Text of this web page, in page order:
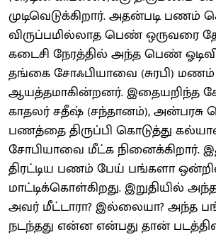
முடிவெடுக்கிறார். அதன்படி பணம்
விருப்பமில்லாத பெண் ஒருவரை
கடைசி நேரத்தில் அந்த பெண்
தங்கை சோஃபியாவை (சுரபி) மணம்
ஆயத்தமாகின்றனர். இதையறிந்த
காதலர் சதீஷ் (சந்தானம்), அன்பரசு
பணத்தை திருப்பி கொடுத்து
சோபியாவை மீட்க நினைக்கிறார்.
திரட்டிய பணம் பேய் பங்களா
மாட்டிக்கொள்கிறது. இறுதியில்
அவர் மீட்டாரா? இல்லையா? அந்த
நடந்தது என்ன என்பது தான்